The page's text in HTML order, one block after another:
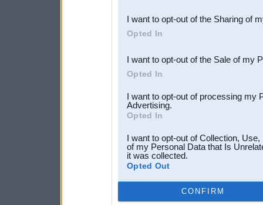
Downstream Participants
third parties.
I want to opt-out of the Sharing of
Opted In
I want to opt-out of the Sale of my
Opted In
I want to opt-out of processing my
Advertising.
Opted In
I want to opt-out of Collection,
of my Personal Data that Is
it was collected.
Opted Out
CONFIRM